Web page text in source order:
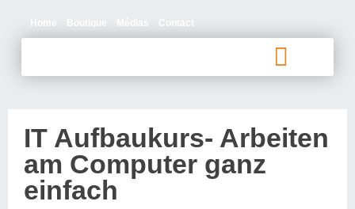
Home Boutique Médias Contact
IT Aufbaukurs- Arbeiten
am Computer ganz
einfach